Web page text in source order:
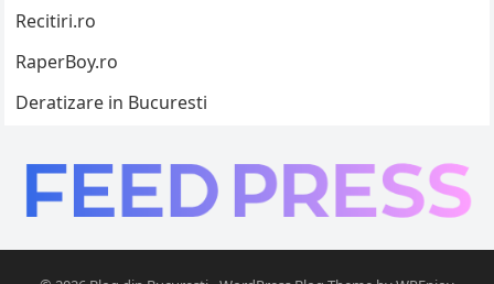
Recitiri.ro
RaperBoy.ro
Deratizare in Bucuresti